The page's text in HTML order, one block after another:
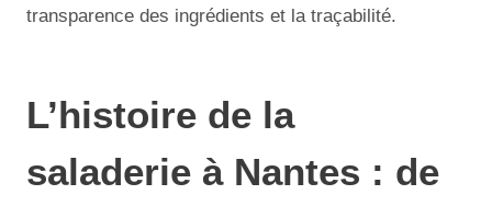
transparence des ingrédients et la traçabilité.
L’histoire de la
saladerie à Nantes : de